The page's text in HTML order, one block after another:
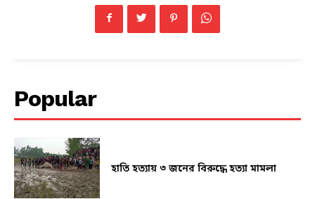
Popular
হাতি হত্যায় ৩ জনের বিরুদ্ধে হত্যা মামলা